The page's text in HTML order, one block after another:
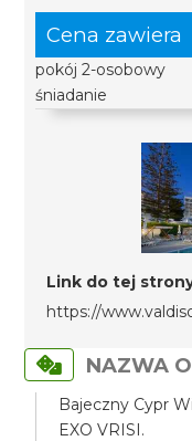
Cena zawiera
pokój 2-osobowy
śniadanie
Link do tej
https://
NAZWA
Bajeczny Cypr
EXO VRISI.